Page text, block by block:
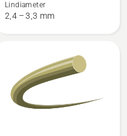
Trimmerlina
Opti
Lindiameter
2,4 – 3,3 mm